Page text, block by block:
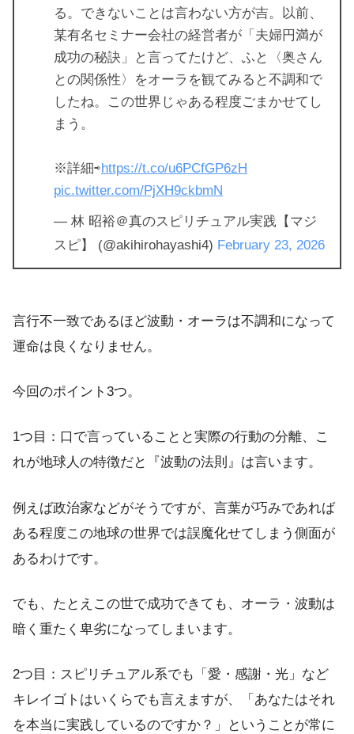
る。できないことは言わない方が吉。以前、
某有名セミナー会社の経営者が「夫婦円満が
成功の秘訣」と言ってたけど、ふと〈奥さん
との関係性〉をオーラを観てみると不調和で
したね。この世界じゃある程度ごまかせてし
まう。
※詳細⇨https://t.co/u6PCfGP6zH
pic.twitter.com/PjXH9ckbmN
— 林 昭裕＠真のスピリチュアル実践【マジ
スピ】 (@akihirohayashi4) February 23, 2026
言行不一致であるほど波動・オーラは不調和になって
運命は良くなりません。
今回のポイント3つ。
1つ目：口で言っていることと実際の行動の分離、こ
れが地球人の特徴だと『波動の法則』は言います。
例えば政治家などがそうですが、言葉が巧みであれば
ある程度この地球の世界では誤魔化せてしまう側面が
あるわけです。
でも、たとえこの世で成功できても、オーラ・波動は
暗く重たく卑劣になってしまいます。
2つ目：スピリチュアル系でも「愛・感謝・光」など
キレイゴトはいくらでも言えますが、「あなたはそれ
を本当に実践しているのですか？」ということが常に